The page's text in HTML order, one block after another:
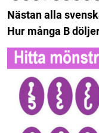
Nästan alla
Hur många B